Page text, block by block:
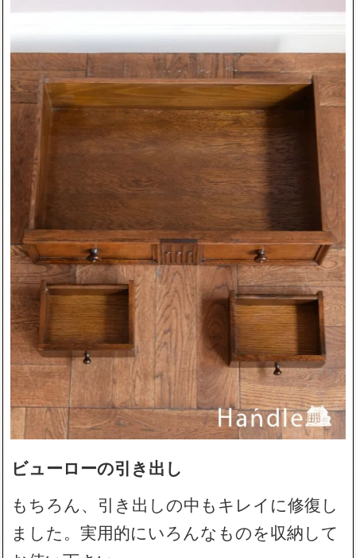
ビューローの引き出し
もちろん、引き出しの中もキレイに修復し
ました。実用的にいろんなものを収納して